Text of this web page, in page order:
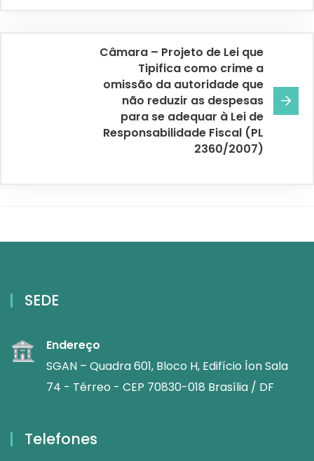
Câmara – Projeto de Lei que
Tipifica como crime a
omissão da autoridade que
não reduzir as despesas
para se adequar à Lei de
Responsabilidade Fiscal (PL
2360/2007)
SEDE
Endereço
SGAN – Quadra 601, Bloco H, Edifício Íon Sala
74 - Térreo - CEP 70830-018 Brasília / DF
Telefones